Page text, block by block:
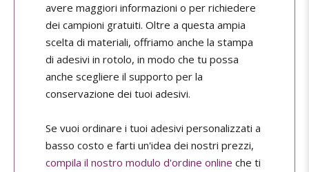
avere maggiori informazioni o per richiedere
dei campioni gratuiti. Oltre a questa ampia
scelta di materiali, offriamo anche la stampa
di adesivi in rotolo, in modo che tu possa
anche scegliere il supporto per la
conservazione dei tuoi adesivi.
Se vuoi ordinare i tuoi adesivi personalizzati a
basso costo e farti un'idea dei nostri prezzi,
compila il nostro modulo d'ordine online che ti